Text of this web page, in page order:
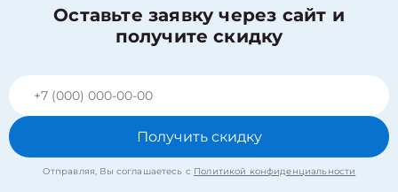
Оставьте заявку через сайт и
получите скидку
Получить скидку
Отправляя, Вы соглашаетесь с Политикой конфиденциальности